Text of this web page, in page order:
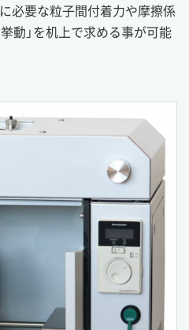
必要な粒子間付着力や摩擦係
動」を机上で求める事が可能